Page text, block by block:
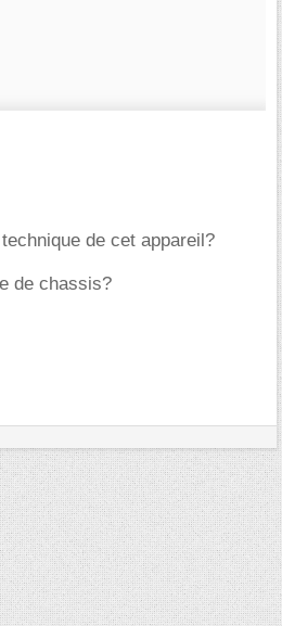
de cet appareil?
de chassis?